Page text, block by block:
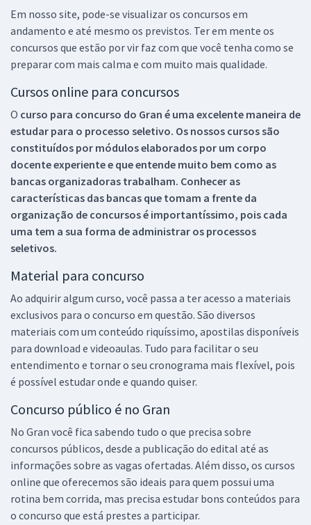
Em nosso site, pode-se visualizar os concursos em
andamento e até mesmo os previstos. Ter em mente os
concursos que estão por vir faz com que você tenha como se
preparar com mais calma e com muito mais qualidade.
Cursos online para concursos
O curso para concurso do Gran é uma excelente maneira de
estudar para o processo seletivo. Os nossos cursos são
constituídos por módulos elaborados por um corpo
docente experiente e que entende muito bem como as
bancas organizadoras trabalham. Conhecer as
características das bancas que tomam a frente da
organização de concursos é importantíssimo, pois cada
uma tem a sua forma de administrar os processos
seletivos.
Material para concurso
Ao adquirir algum curso, você passa a ter acesso a materiais
exclusivos para o concurso em questão. São diversos
materiais com um conteúdo riquíssimo, apostilas disponíveis
para download e videoaulas. Tudo para facilitar o seu
entendimento e tornar o seu cronograma mais flexível, pois
é possível estudar onde e quando quiser.
Concurso público é no Gran
No Gran você fica sabendo tudo o que precisa sobre
concursos públicos, desde a publicação do edital até as
informações sobre as vagas ofertadas. Além disso, os cursos
online que oferecemos são ideais para quem possui uma
rotina bem corrida, mas precisa estudar bons conteúdos para
o concurso que está prestes a participar.